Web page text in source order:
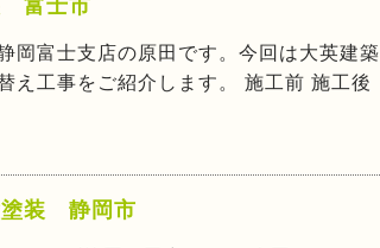
富士市
岡富士支店の原田です。今回は大英建築
え工事をご紹介します。 施工前 施工後
装 静岡市